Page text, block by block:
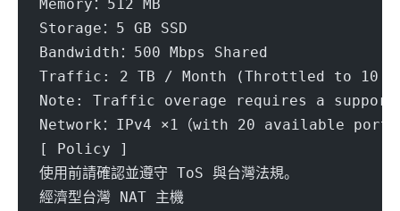
Memory：512 MB
Storage：5 GB SSD
Bandwidth：500 Mbps Shared
Traffic: 2 TB / Month (Throttled to 10
Note: Traffic overage requires a
Network：IPv4 ×1（with 20 available ports
[ Policy ]
使用前請確認並遵守 ToS 與台灣法規。
經濟型台灣 NAT 主機